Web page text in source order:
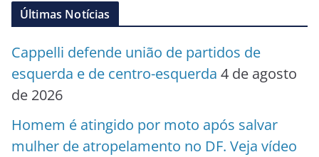
Últimas Notícias
Cappelli defende união de partidos de
esquerda e de centro-esquerda 4 de agosto
de 2026
Homem é atingido por moto após salvar
mulher de atropelamento no DF. Veja vídeo